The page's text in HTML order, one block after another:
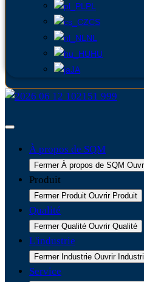
PL
CS
NL
HU
JA
À propos de SQM
Fermer À propos de SQM
Produit
Fermer Produit Ouvrir Produit
Qualité
Fermer Qualité Ouvrir Qualité
L'industrie
Fermer Industrie Ouvrir
Service